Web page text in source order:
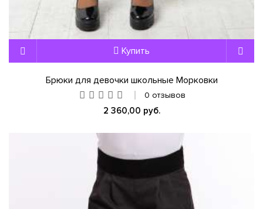
Купить
Брюки для девочки школьные Морковки
0 отзывов
2 360,00 руб.